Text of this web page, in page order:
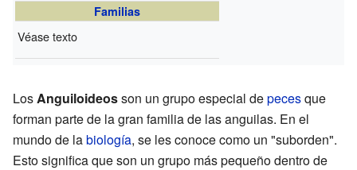
Familias
Véase texto
LosAnguiloideosson un grupo especial depecesque
forman parte de la gran familia de las anguilas. En el
mundo de labiología, se les conoce como un "suborden".
Esto significa que son un grupo más pequeño dentro de